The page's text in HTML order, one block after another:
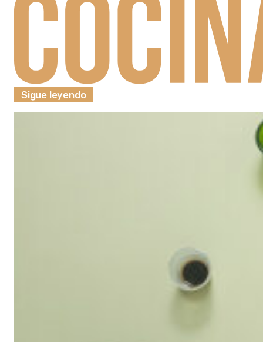
Sigue leyendo